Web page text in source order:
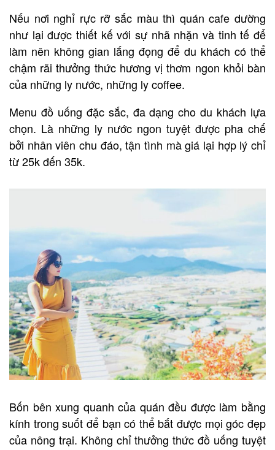
Nếu nơi nghỉ rực rỡ sắc màu thì quán cafe dường
như lại được thiết kế với sự nhã nhặn và tinh tế để
làm nên không gian lắng đọng để du khách có thể
chậm rãi thưởng thức hương vị thơm ngon khỏi bàn
của những ly nước, những ly coffee.
Menu đồ uống đặc sắc, đa dạng cho du khách lựa
chọn. Là những ly nước ngon tuyệt được pha chế
bởi nhân viên chu đáo, tận tình mà giá lại hợp lý chỉ
từ 25k đến 35k.
Bốn bên xung quanh của quán đều được làm bằng
kính trong suốt để bạn có thể bắt được mọi góc đẹp
của nông trại. Không chỉ thưởng thức đồ uống tuyệt